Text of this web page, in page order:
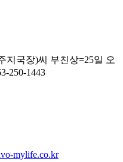
지국장)씨 부친상=25일 오
250-1443
mylife.co.kr